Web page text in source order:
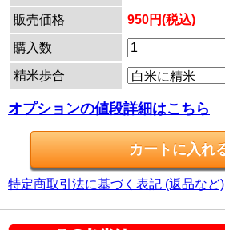
販売価格
950円(税込)
購入数
精米歩合
オプションの値段詳細はこちら
特定商取引法に基づく表記 (返品など)